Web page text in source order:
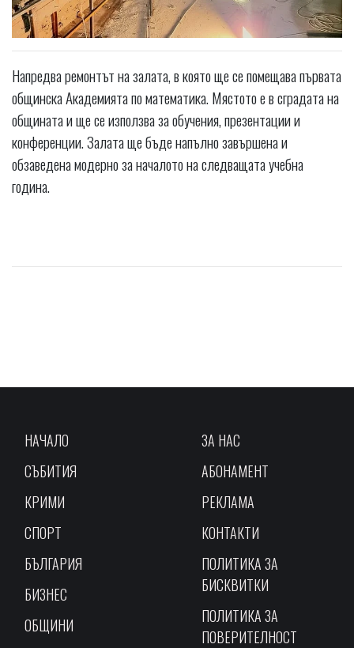
Напредва ремонтът на залата, в която ще се помещава първата
общинска Академията по математика. Мястото е в сградата на
общината и ще се използва за обучения, презентации и
конференции. Залата ще бъде напълно завършена и
обзаведена модерно за началото на следващата учебна
година.
НАЧАЛО
СЪБИТИЯ
КРИМИ
СПОРТ
БЪЛГАРИЯ
БИЗНЕС
ОБЩИНИ
ЗА НАС
АБОНАМЕНТ
РЕКЛАМА
КОНТАКТИ
ПОЛИТИКА ЗА
БИСКВИТКИ
ПОЛИТИКА ЗА
ПОВЕРИТЕЛНОСТ